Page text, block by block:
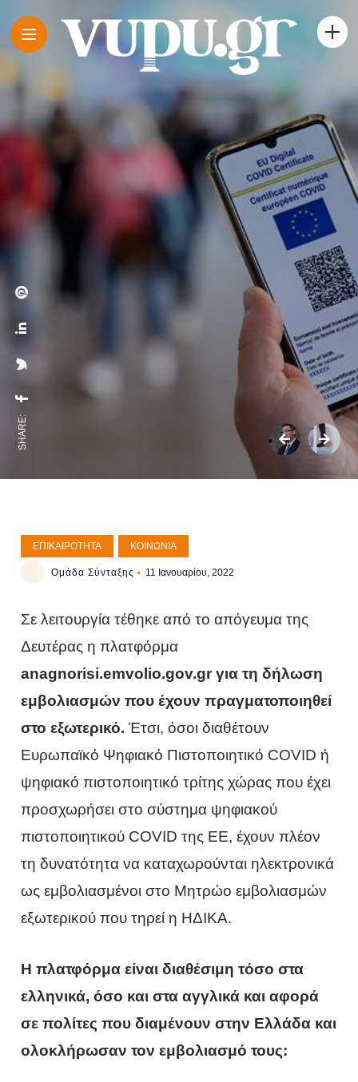
SHARE:
ΕΠΙΚΑΙΡΌΤΗΤΑ ΚΟΙΝΩΝΊΑ
Ομάδα Σύνταξης 11 Ιανουαρίου, 2022
Σε λειτουργία τέθηκε από το απόγευμα της
Δευτέρας η πλατφόρμα
anagnorisi.emvolio.gov.gr για τη δήλωση
εμβολιασμών που έχουν πραγματοποιηθεί
στο εξωτερικό. Έτσι, όσοι διαθέτουν
Ευρωπαϊκό Ψηφιακό Πιστοποιητικό COVID ή
ψηφιακό πιστοποιητικό τρίτης χώρας που έχει
προσχωρήσει στο σύστημα ψηφιακού
πιστοποιητικού COVID της ΕΕ, έχουν πλέον
τη δυνατότητα να καταχωρούνται ηλεκτρονικά
ως εμβολιασμένοι στο Μητρώο εμβολιασμών
εξωτερικού που τηρεί η ΗΔΙΚΑ.
Η πλατφόρμα είναι διαθέσιμη τόσο στα
ελληνικά, όσο και στα αγγλικά και αφορά
σε πολίτες που διαμένουν στην Ελλάδα και
ολοκλήρωσαν τον εμβολιασμό τους: